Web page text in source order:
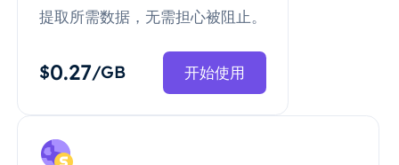
提取所需数据，无需担心被阻止。
$0.27/GB 开始使用